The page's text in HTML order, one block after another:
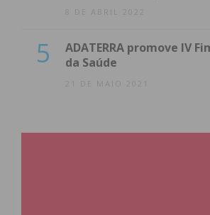
8 DE ABRIL 2022
5
ADATERRA promove IV
da Saúde
21 DE MAIO 2021